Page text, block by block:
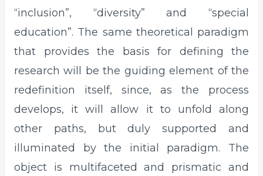
“inclusion”, “diversity” and “special
education”. The same theoretical paradigm
that provides the basis for defining the
research will be the guiding element of the
redefinition itself, since, as the process
develops, it will allow it to unfold along
other paths, but duly supported and
illuminated by the initial paradigm. The
object is multifaceted and prismatic and